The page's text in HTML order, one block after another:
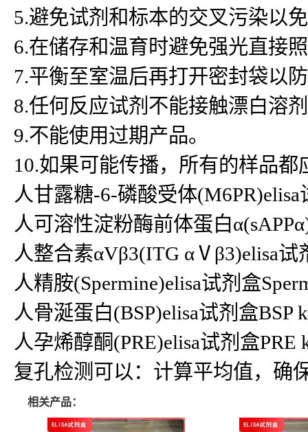
5.避免试剂和标本的交叉污染以
6.在储存和温育时避免强光直接
7.平衡至室温后再打开密封袋以
8.任何反应试剂不能接触漂白溶
9.不能使用过期产品。
10.如果可能传播，所有的样品
人甘露糖-6-磷酸受体
人可溶性淀粉酶前体蛋白
人整合素αVβ3(ITG αⅤβ3)elisa
人精胺(Spermine)elisa试剂盒
人骨涎蛋白(BSP)elisa试剂盒
人孕烯醇酮(PRE)elisa试剂盒
复孔检测可以：计算平均值，确
相关产品：